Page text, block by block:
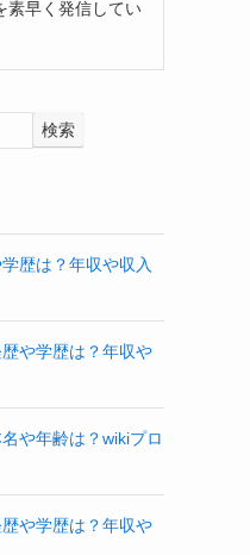
素早く発信してい
検索
歴は？年収や収入
や学歴は？年収や
や年齢は？wikiプロ
や学歴は？年収や